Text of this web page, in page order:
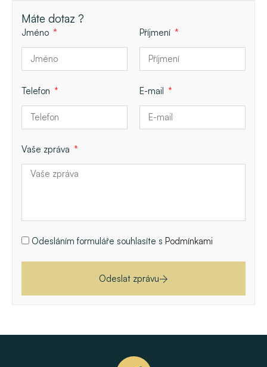
Máte dotaz ?
Jméno Příjmení
Telefon E-mail
Vaše zpráva
Odesláním formuláře souhlasíte s Podmínkami
Odeslat zprávu